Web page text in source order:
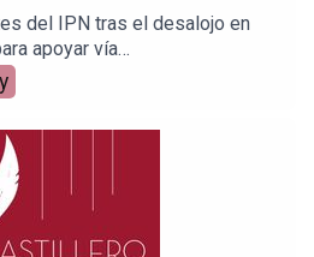
del IPN tras el desalojo en
apoyar vía
julioastilleroEnl
vía
a cuenta BBVA a
López:
012 320 01539408017